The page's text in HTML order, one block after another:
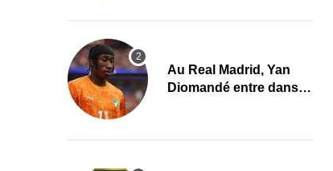
Au Real Madrid, Yan
Diomandé entre dans
records